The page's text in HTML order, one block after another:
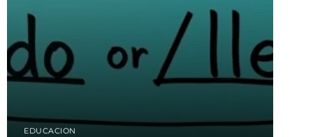
EDUCACION